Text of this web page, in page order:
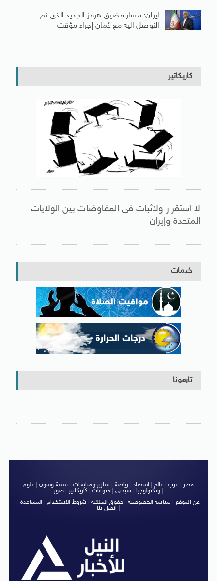
إيران: مسار مضيق هرمز الجديد الذى تم
التوصل اليه مع عُمان إجراء مؤقت
كاريكاتير
لا استقرار ولاثبات فى المفاوضات بين الولايات
المتحدة وإيران
خدمات
تابعونا
مصر عرب عالم اقتصاد رياضة |تقارير ومتابعات|ثقافة وفنون
علوم
وتكنولوجيا| سيدتى منوعات كاريكاتير صور
|
عن الموقع
سياسة الخصوصية حقوق الملكية شروط الاستخدام| المساعدة|
اتصل بنا